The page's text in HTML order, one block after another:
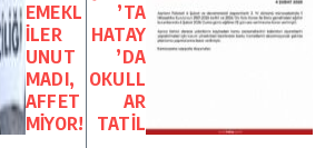
EMEKL
İLER
UNUT
MADI,
AFFET
MİYOR!
’TA
HATAY
’DA
OKULL
AR
TATİL